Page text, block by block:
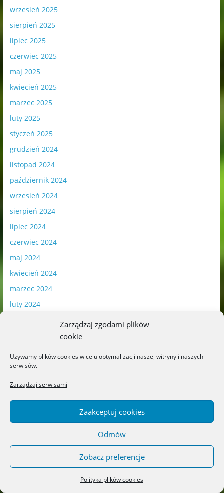
Zarządzaj zgodami plików
cookie
Używamy plików cookies w celu optymalizacji naszej witryny i naszych
serwisów.
Zarządzaj serwisami
Zaakceptuj cookies
Odmów
Zobacz preferencje
Polityka plików cookies
wrzesień 2025
sierpień 2025
lipiec 2025
czerwiec 2025
maj 2025
kwiecień 2025
marzec 2025
luty 2025
styczeń 2025
grudzień 2024
listopad 2024
październik 2024
wrzesień 2024
sierpień 2024
lipiec 2024
czerwiec 2024
maj 2024
kwiecień 2024
marzec 2024
luty 2024
październik 2023
wrzesień 2023
maj 2023